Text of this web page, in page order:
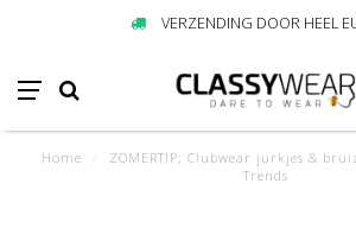
VERZENDING DOOR HEEL
Home ZOMERTIP; Clubwear jurkjes &
Trends